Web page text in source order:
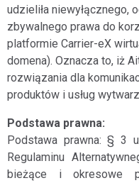
udzieliła niewyłącznego,
zbywalnego prawa do
platformie Carrier-eX
domena). Oznacza to, iż
rozwiązania dla
produktów i usług
Podstawa prawna:
Podstawa prawna: § 3
Regulaminu
bieżące i okresowe